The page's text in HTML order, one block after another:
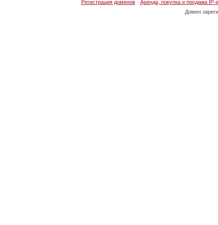
Регистрация доменов· Аренда, покупка и продажа IP-
Домен